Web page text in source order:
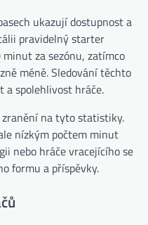
ukazují dostupnost a
pravidelný starter
za sezónu, zatímco
méně. Sledování těchto
a spolehlivost hráče.
na tyto statistiky.
nízkým počtem minut
nebo hráče vracejícího se
formu a příspěvky.